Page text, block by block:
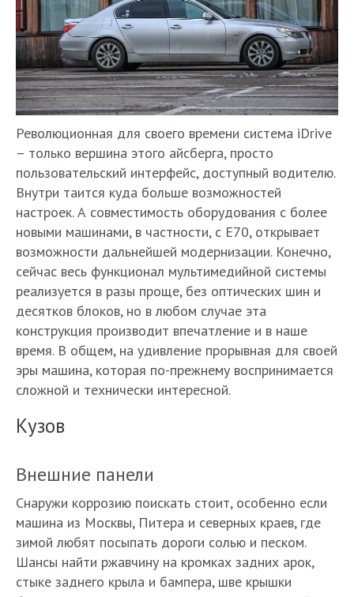
Революционная для своего времени система iDrive
– только вершина этого айсберга, просто
пользовательский интерфейс, доступный водителю.
Внутри таится куда больше возможностей
настроек. А совместимость оборудования с более
новыми машинами, в частности, с Е70, открывает
возможности дальнейшей модернизации. Конечно,
сейчас весь функционал мультимедийной системы
реализуется в разы проще, без оптических шин и
десятков блоков, но в любом случае эта
конструкция производит впечатление и в наше
время. В общем, на удивление прорывная для своей
эры машина, которая по-прежнему воспринимается
сложной и технически интересной.
Кузов
Внешние панели
Снаружи коррозию поискать стоит, особенно если
машина из Москвы, Питера и северных краев, где
зимой любят посыпать дороги солью и песком.
Шансы найти ржавчину на кромках задних арок,
стыке заднего крыла и бампера, шве крышки